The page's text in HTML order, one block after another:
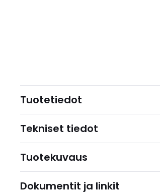
Tuotetiedot
Tekniset tiedot
Tuotekuvaus
Dokumentit ja linkit